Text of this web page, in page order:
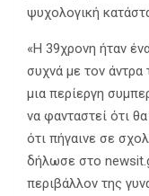
ψυχολογική
«Η 39χρονη ήταν
συχνά με τον άντρα
μια περίεργη
να φανταστεί ότι
ότι πήγαινε σε
δήλωσε στο
περιβάλλον της